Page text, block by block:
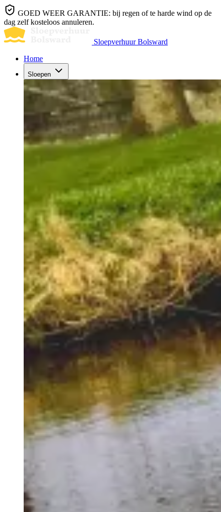
GOED WEER GARANTIE: bij regen of te harde wind op de
dag zelf kosteloos annuleren.
Sloepverhuur Bolsward
Home
Sloepen